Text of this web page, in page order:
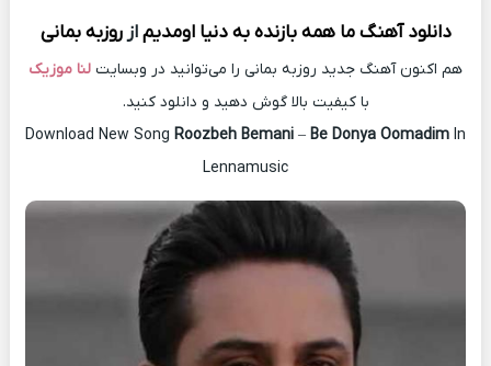
دانلود آهنگ ما همه بازنده به دنیا اومدیمازروزبه بمانی
هم اکنون آهنگ جدید روزبه بمانی را می‌توانید در وبسایت لنا موزیک
با کیفیت بالا گوش دهید و دانلود کنید.
Download New Song Roozbeh Bemani – Be Donya Oomadim In
Lennamusic